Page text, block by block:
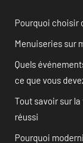
Pourquoi choisir
Menuiseries sur
Quels
ce que vous
Tout savoir sur
réussi
Pourquoi